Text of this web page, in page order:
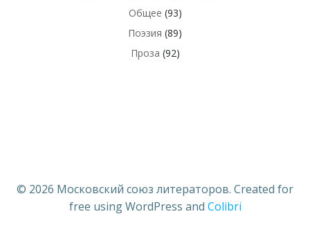
Общее (93)
Поэзия (89)
Проза (92)
© 2026 Московский союз литераторов. Created for
free using WordPress and Colibri